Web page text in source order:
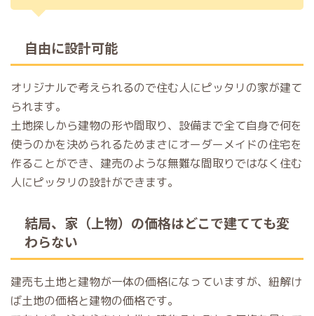
自由に設計可能
オリジナルで考えられるので住む人にピッタリの家が建て
られます。
土地探しから建物の形や間取り、設備まで全て自身で何を
使うのかを決められるためまさにオーダーメイドの住宅を
作ることができ、建売のような無難な間取りではなく住む
人にピッタリの設計ができます。
結局、家（上物）の価格はどこで建てても変
わらない
建売も土地と建物が一体の価格になっていますが、紐解け
ば土地の価格と建物の価格です。